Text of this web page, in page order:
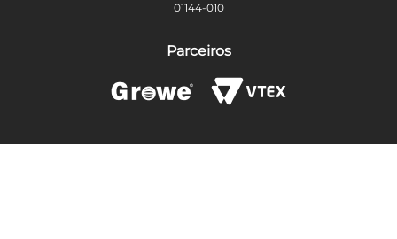
01144-010
Parceiros